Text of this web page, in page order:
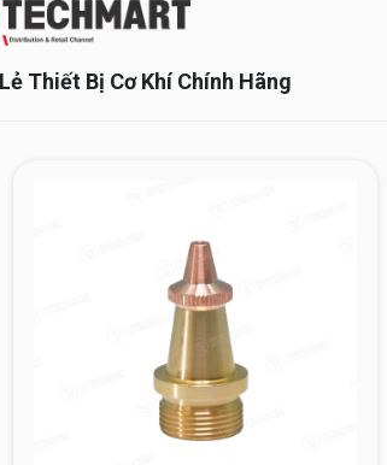
Thiết Bị Cơ Khí Chính Hãng